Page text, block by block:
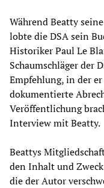
Während Beatty
lobte die DSA sein
Historiker Paul Le
Schaumschläger der
Empfehlung, in der
dokumentierte
Veröffentlichung
Interview mit Beatty.
Beattys
den Inhalt und
die der Autor